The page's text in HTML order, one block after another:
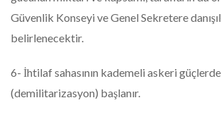
Güvenlik Konseyi ve Genel Sekretere
belirlenecektir.
6- İhtilaf sahasının kademeli askeri
(demilitarizasyon) başlanır.